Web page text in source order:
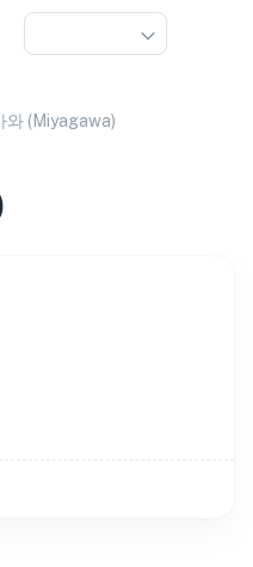
와 (Miyagawa)